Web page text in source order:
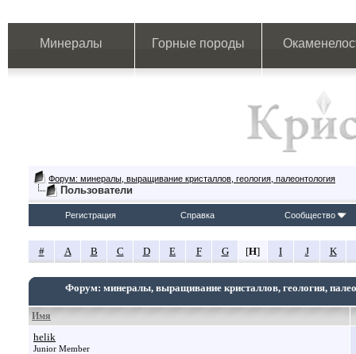
Минералы Горные породы
Форум: минералы, выращивание кристаллов, геология, палеонтология
Пользователи
Регистрация Справка Сообщество
# A B C D E F G [H] I J K
Форум: минералы, выращивание кристаллов, геология,
Имя
helik
Junior Member